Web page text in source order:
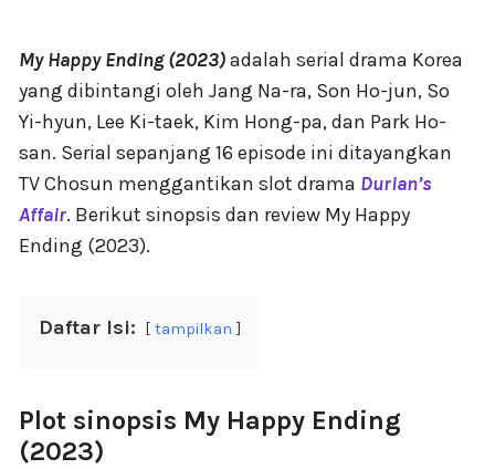
My Happy Ending (2023)adalah serial drama Korea
yang dibintangi oleh Jang Na-ra, Son Ho-jun, So
Yi-hyun, Lee Ki-taek, Kim Hong-pa, dan Park Ho-
san. Serial sepanjang 16 episode ini ditayangkan
TV Chosun menggantikan slot drama Durian’s
Affair. Berikut sinopsis dan review My Happy
Ending (2023).
Daftar Isi: tampilkan
Plot sinopsis My Happy Ending
(2023)